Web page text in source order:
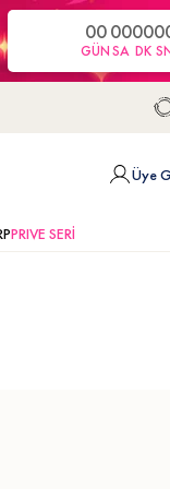
00
GÜN
00
SA
00
DK
Üye
PRIVE SERİ